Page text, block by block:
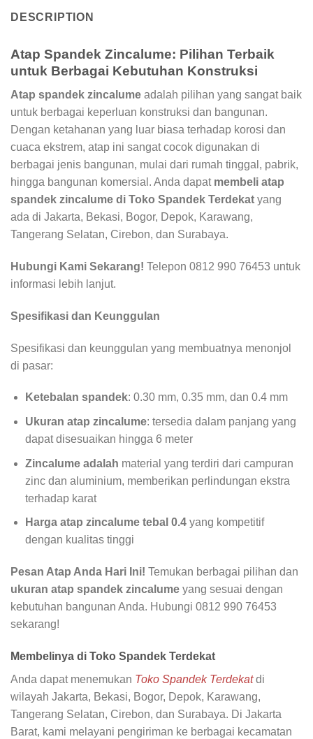
DESCRIPTION
Atap Spandek Zincalume: Pilihan Terbaik
untuk Berbagai Kebutuhan Konstruksi
Atap spandek zincalume adalah pilihan yang sangat baik
untuk berbagai keperluan konstruksi dan bangunan.
Dengan ketahanan yang luar biasa terhadap korosi dan
cuaca ekstrem, atap ini sangat cocok digunakan di
berbagai jenis bangunan, mulai dari rumah tinggal, pabrik,
hingga bangunan komersial. Anda dapat membeli atap
spandek zincalume di Toko Spandek Terdekat yang
ada di Jakarta, Bekasi, Bogor, Depok, Karawang,
Tangerang Selatan, Cirebon, dan Surabaya.
Hubungi Kami Sekarang! Telepon 0812 990 76453 untuk
informasi lebih lanjut.
Spesifikasi dan Keunggulan
Spesifikasi dan keunggulan yang membuatnya menonjol
di pasar:
Ketebalan spandek: 0.30 mm, 0.35 mm, dan 0.4 mm
Ukuran atap zincalume: tersedia dalam panjang yang
dapat disesuaikan hingga 6 meter
Zincalume adalah material yang terdiri dari campuran
zinc dan aluminium, memberikan perlindungan ekstra
terhadap karat
Harga atap zincalume tebal 0.4yang kompetitif
dengan kualitas tinggi
Pesan Atap Anda Hari Ini! Temukan berbagai pilihan dan
ukuran atap spandek zincalume yang sesuai dengan
kebutuhan bangunan Anda. Hubungi 0812 990 76453
sekarang!
Membelinya di Toko Spandek Terdekat
Anda dapat menemukan Toko Spandek Terdekatdi
wilayah Jakarta, Bekasi, Bogor, Depok, Karawang,
Tangerang Selatan, Cirebon, dan Surabaya. Di Jakarta
Barat, kami melayani pengiriman ke berbagai kecamatan